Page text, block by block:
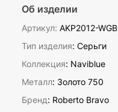
Об изделии
Артикул: AKP2012-
Тип изделия: Серьги
Коллекция: Naviblue
Металл: Золото 750
Бренд: Roberto Bravo